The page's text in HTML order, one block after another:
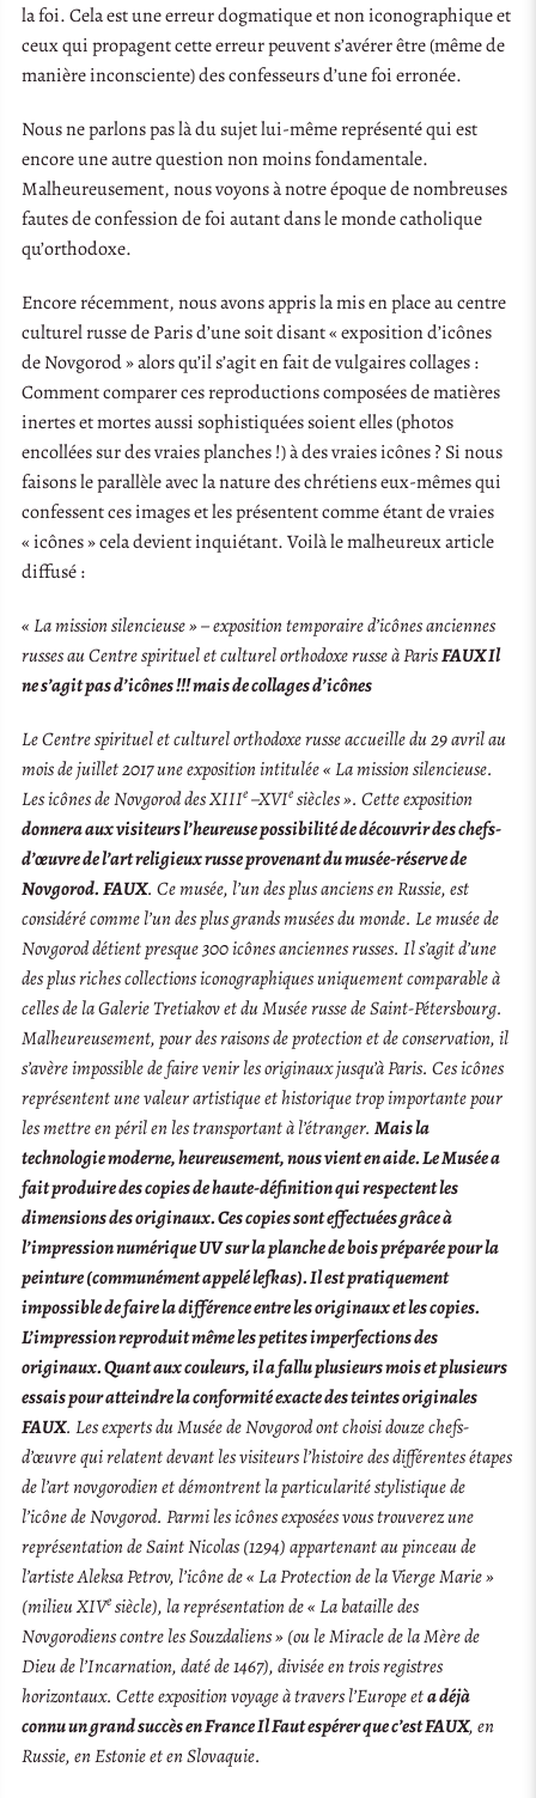
la foi. Cela est une erreur dogmatique et non iconographique et
ceux qui propagent cette erreur peuvent s’avérer être (même de
manière inconsciente) des confesseurs d’une foi erronée.
Nous ne parlons pas là du sujet lui-même représenté qui est
encore une autre question non moins fondamentale.
Malheureusement, nous voyons à notre époque de nombreuses
fautes de confession de foi autant dans le monde catholique
qu’orthodoxe.
Encore récemment, nous avons appris la mis en place au centre
culturel russe de Paris d’une soit disant « exposition d’icônes
de Novgorod » alors qu’il s’agit en fait de vulgaires collages :
Comment comparer ces reproductions composées de matières
inertes et mortes aussi sophistiquées soient elles (photos
encollées sur des vraies planches !) à des vraies icônes ? Si nous
faisons le parallèle avec la nature des chrétiens eux-mêmes qui
confessent ces images et les présentent comme étant de vraies
« icônes » cela devient inquiétant. Voilà le malheureux article
diffusé :
« La mission silencieuse » – exposition temporaire d’icônes anciennes
russes au Centre spirituel et culturel orthodoxe russe à ParisFAUX Il
ne s’agit pas d’icônes !!! mais de collages d’icônes
Le Centre spirituel et culturel orthodoxe russe accueille du 29 avril au
mois de juillet 2017 une exposition intitulée « La mission silencieuse.
Les icônes de Novgorod des XIIIe–XVIesiècles ». Cette exposition
donnera aux visiteurs l’heureuse possibilité de découvrir des chefs-
d’œuvre de l’art religieux russe provenant du musée-réserve de
Novgorod. FAUX. Ce musée, l’un des plus anciens en Russie, est
considéré comme l’un des plus grands musées du monde. Le musée de
Novgorod détient presque 300 icônes anciennes russes. Il s’agit d’une
des plus riches collections iconographiques uniquement comparable à
celles de la Galerie Tretiakov et du Musée russe de Saint-Pétersbourg.
Malheureusement, pour des raisons de protection et de conservation, il
s’avère impossible de faire venir les originaux jusqu’à Paris. Ces icônes
représentent une valeur artistique et historique trop importante pour
les mettre en péril en les transportant à l’étranger.Mais la
technologie moderne, heureusement, nous vient en aide. Le Musée a
fait produire des copies de haute-définition qui respectent les
dimensions des originaux. Ces copies sont effectuées grâce à
l’impression numérique UV sur la planche de bois préparée pour la
peinture (communément appelé lefkas). Il est pratiquement
impossible de faire la différence entre les originaux et les copies.
L’impression reproduit même les petites imperfections des
originaux. Quant aux couleurs, il a fallu plusieurs mois et plusieurs
essais pour atteindre la conformité exacte des teintes originales
FAUX. Les experts du Musée de Novgorod ont choisi douze chefs-
d’œuvre qui relatent devant les visiteurs l’histoire des différentes étapes
de l’art novgorodien et démontrent la particularité stylistique de
l’icône de Novgorod. Parmi les icônes exposées vous trouverez une
représentation de Saint Nicolas (1294) appartenant au pinceau de
l’artiste Aleksa Petrov, l’icône de « La Protection de la Vierge Marie »
(milieu XIVesiècle), la représentation de « La bataille des
Novgorodiens contre les Souzdaliens » (ou le Miracle de la Mère de
Dieu de l’Incarnation, daté de 1467), divisée en trois registres
horizontaux. Cette exposition voyage à travers l’Europe eta déjà
connu un grand succès en FranceIl Faut espérer que c’est FAUX, en
Russie, en Estonie et en Slovaquie.